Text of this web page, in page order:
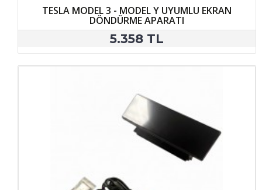
TESLA MODEL 3 - MODEL Y UYUMLU EKRAN
DÖNDÜRME APARATI
5.358 TL